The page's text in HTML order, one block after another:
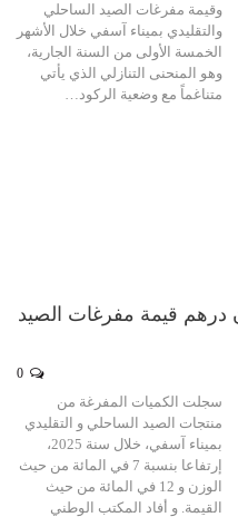
وقيمة مفرغات الصيد الساحلي
والتقليدي بميناء آسفي خلال الأشهر
الخمسة الأولى من السنة الجارية،
وهو المنحنى التنازلي الذي يأتي
متناغماً مع وضعية الركود…
351 مليون درهم قيمة مفرغات الصيد
سجلت الكميات المفرغة من
منتجات الصيد الساحلي و التقليدي
بميناء آسفي، خلال سنة 2025،
إرتفاعا بنسبة 7 في المائة من حيث
الوزن و 12 في المائة من حيث
القيمة. و أفاد المكتب الوطني